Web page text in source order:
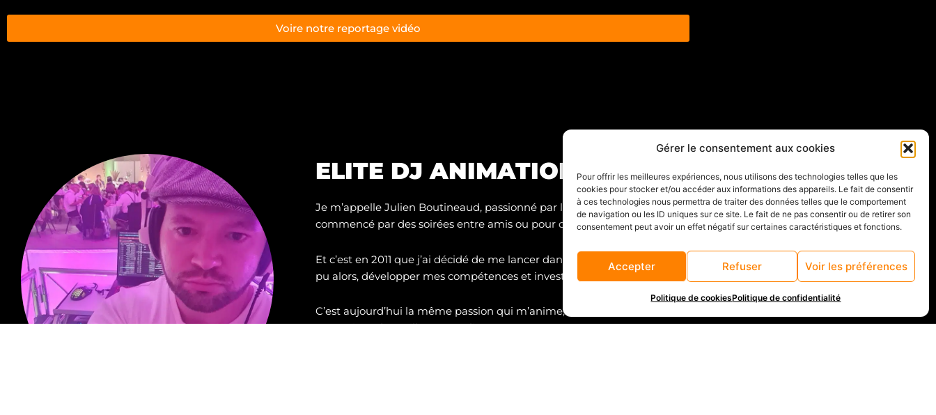
Gérer le consentement aux cookies
Pour offrir les meilleures expériences, nous utilisons des technologies telles que les
cookies pour stocker et/ou accéder aux informations des appareils. Le fait de consentir
à ces technologies nous permettra de traiter des données telles que le comportement
de navigation ou les ID uniques sur ce site. Le fait de ne pas consentir ou de retirer son
consentement peut avoir un effet négatif sur certaines caractéristiques et fonctions.
Accepter Refuser Voir les préférences
Politique de cookiesPolitique de confidentialité
Voire notre reportage vidéo
ELITE DJ ANIMATION
Je m’appelle Julien Boutineaud, passionné par l’événementiel depuis toujours, j’ai
commencé par des soirées entre amis ou pour de la famille.
Et c’est en 2011 que j’ai décidé de me lancer dans l’aventure de la micro entreprise. J’ai
pu alors, développer mes compétences et investir dans du matériel professionnel.
C’est aujourd’hui la même passion qui m’anime, et qui me permet de produire des
prestations de meilleures qualité.